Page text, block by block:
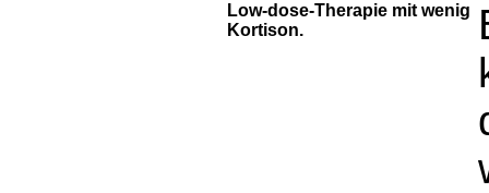
Low-dose-Therapie mit wenig
Kortison.